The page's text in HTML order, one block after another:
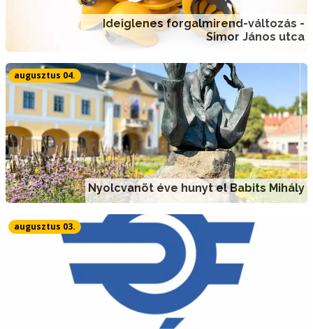
Ideiglenes forgalmirend-változás -
Simor János utca
Nyolcvanöt éve hunyt el Babits Mihály
augusztus 04.
augusztus 03.